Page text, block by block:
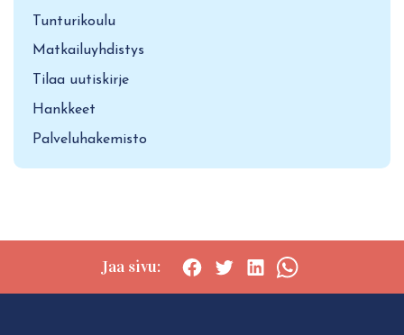
Tunturikoulu
Matkailuyhdistys
Tilaa uutiskirje
Hankkeet
Palveluhakemisto
Jaa sivu: